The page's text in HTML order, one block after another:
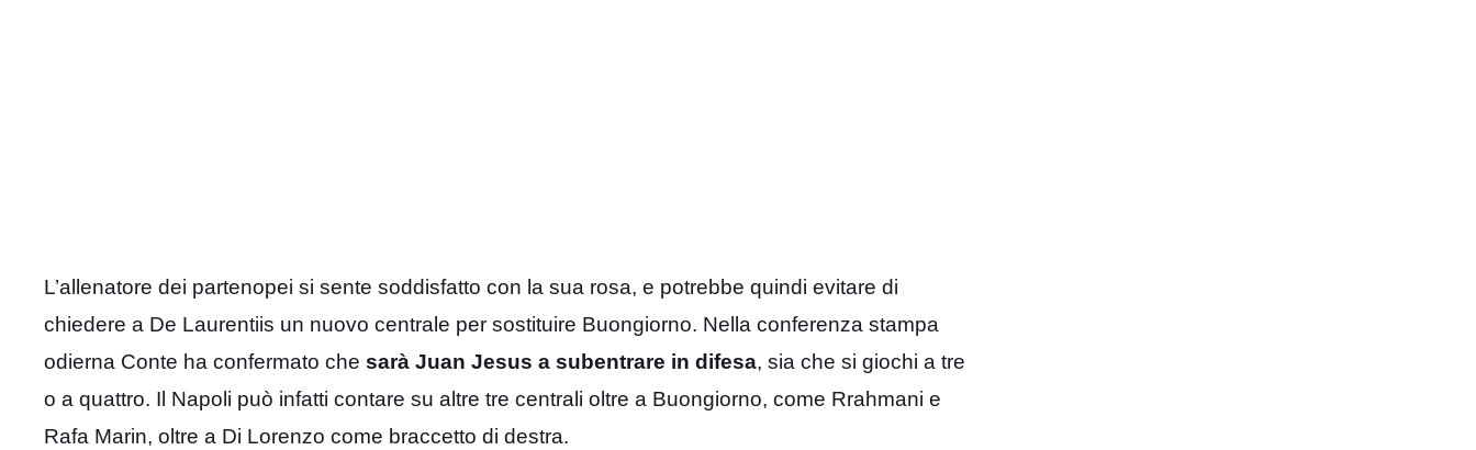
L’allenatore dei partenopei si sente soddisfatto con la sua rosa, e potrebbe quindi evitare di
chiedere a De Laurentiis un nuovo centrale per sostituire Buongiorno. Nella conferenza stampa
odierna Conte ha confermato che sarà Juan Jesus a subentrare in difesa, sia che si giochi a tre
o a quattro. Il Napoli può infatti contare su altre tre centrali oltre a Buongiorno, come Rrahmani e
Rafa Marin, oltre a Di Lorenzo come braccetto di destra.